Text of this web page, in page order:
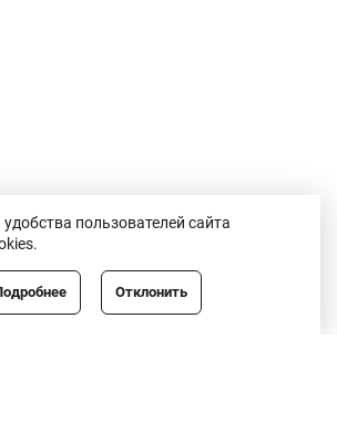
пользователей сайта
Отклонить